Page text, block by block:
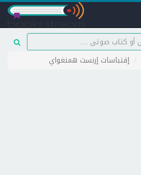
إقتباسات إرنست همنغواي